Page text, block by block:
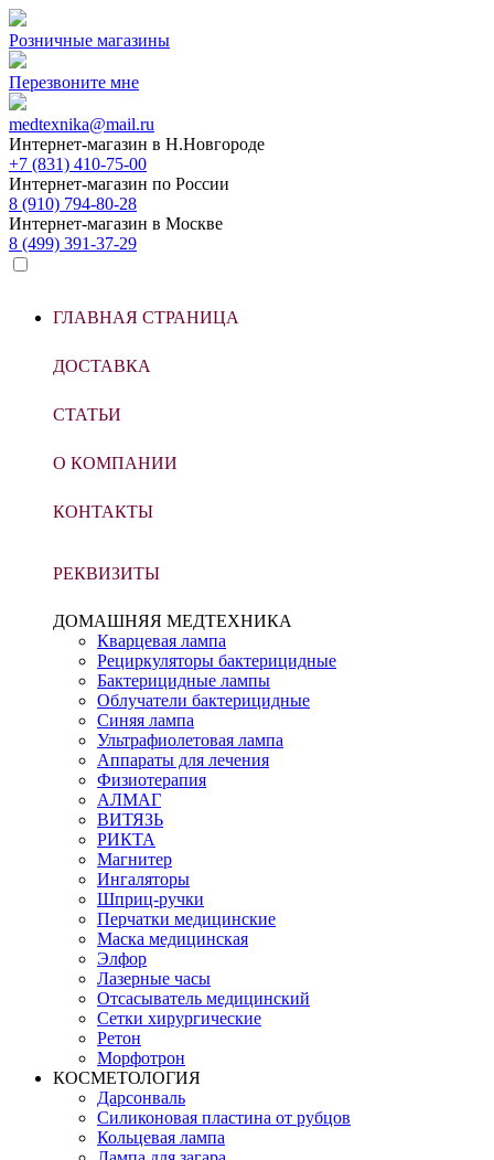
Розничные магазины
Перезвоните мне
medtexnika@mail.ru
Интернет-магазин в Н.Новгороде
+7 (831) 410-75-00
Интернет-магазин по России
8 (910) 794-80-28
Интернет-магазин в Москве
8 (499) 391-37-29
ГЛАВНАЯ СТРАНИЦА
ДОСТАВКА
СТАТЬИ
О КОМПАНИИ
КОНТАКТЫ
РЕКВИЗИТЫ
ДОМАШНЯЯ МЕДТЕХНИКА
Кварцевая лампа
Рециркуляторы бактерицидные
Бактерицидные лампы
Облучатели бактерицидные
Синяя лампа
Ультрафиолетовая лампа
Аппараты для лечения
Физиотерапия
АЛМАГ
ВИТЯЗЬ
РИКТА
Магнитер
Ингаляторы
Шприц-ручки
Перчатки медицинские
Маска медицинская
Элфор
Лазерные часы
Отсасыватель медицинский
Сетки хирургические
Ретон
Морфотрон
КОСМЕТОЛОГИЯ
Дарсонваль
Силиконовая пластина от рубцов
Кольцевая лампа